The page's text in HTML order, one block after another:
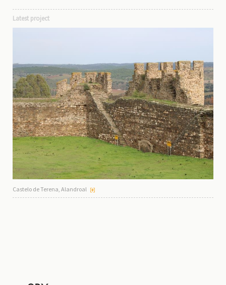
Latest project
Castelo de Terena, Alandroal